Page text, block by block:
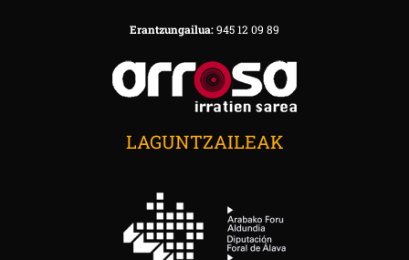
Erantzungailua:945 12 09 89
LAGUNTZAILEAK